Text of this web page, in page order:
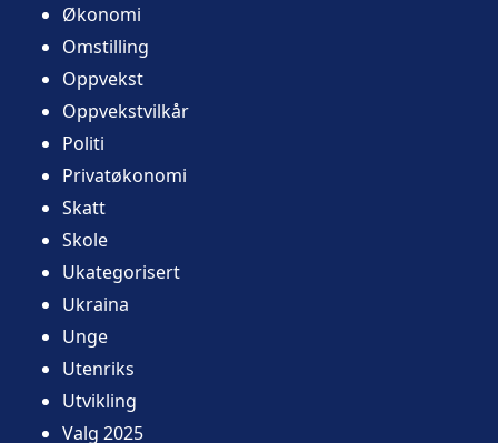
Økonomi
Omstilling
Oppvekst
Oppvekstvilkår
Politi
Privatøkonomi
Skatt
Skole
Ukategorisert
Ukraina
Unge
Utenriks
Utvikling
Valg 2025